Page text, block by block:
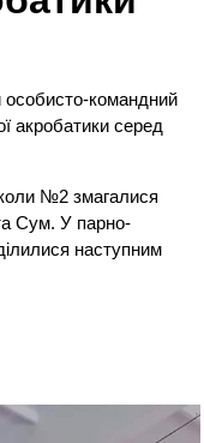
командний
акробатики серед
№2 змагалися
Сум. У парно-
наступним